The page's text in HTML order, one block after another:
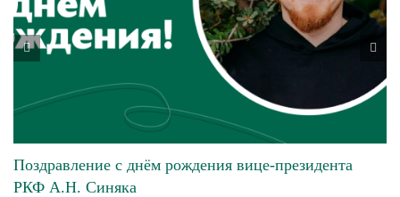
Поздравление с днём рождения вице-президента
РКФ А.Н. Синяка